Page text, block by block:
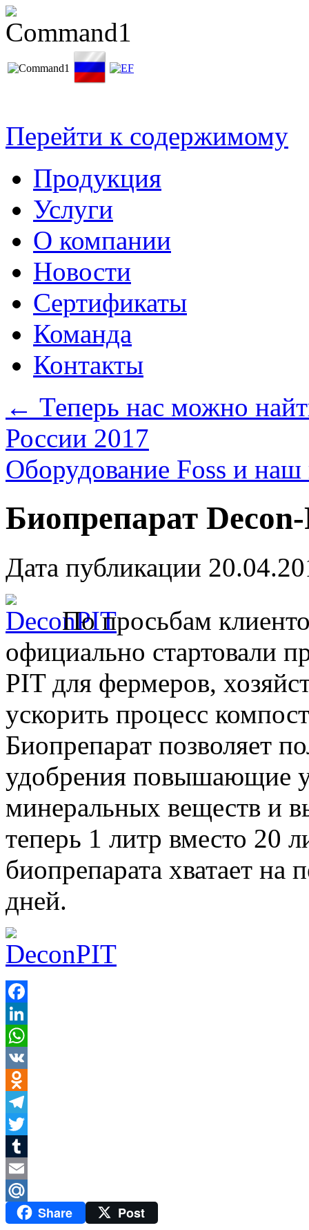
Перейти к содержимому
Продукция
Услуги
О компании
Новости
Сертификаты
Команда
Контакты
← Теперь нас можно
России 2017
Оборудование Foss и
Биопрепарат
Дата публикации
По просьбам
официально стартовали
PIT для фермеров,
ускорить процесс
Биопрепарат позволяет
удобрения повышающие
минеральных веществ и
теперь 1 литр вместо 20
биопрепарата хватает на
дней.
Facebook
LinkedIn
WhatsApp
VK
Odnoklassniki
Telegram
Twitter
Tumblr
Email
Mail.RuShare Post